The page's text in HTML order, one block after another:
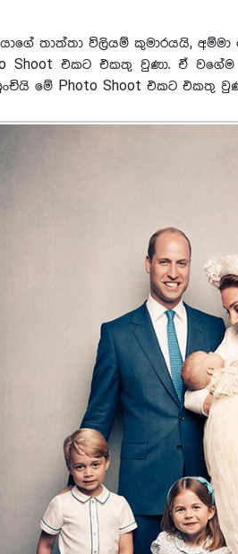
තාත්තා විලියම් කුමාරයයි,
Shoot එකට එකතු වුණා. ඒ
මේ Photo Shoot එකට එකතු